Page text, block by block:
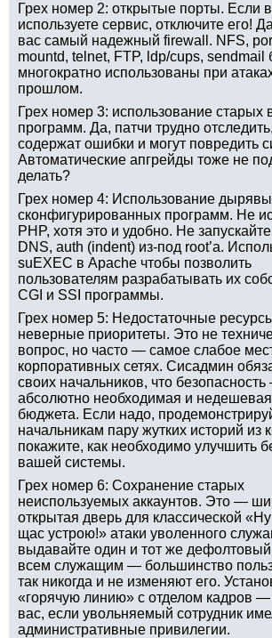
Грех номер 2: открытые порты. Если
используете сервис, отключите его!
вас самый надежный firewall. NFS,
mountd, telnet, FTP, ldp/cups, sendmail
многократно использованы при
прошлом.
Грех номер 3: использование старых
программ. Да, патчи трудно
содержат ошибки и могут повредить
Автоматические апгрейды тоже не
делать?
Грех номер 4: Использование
сконфигурированных программ. Не
PHP, хотя это и удобно. Не
DNS, auth (indent) из-под root’а.
suEXEC в Apache чтобы позволить
пользователям разрабатывать их
CGI и SSI программы.
Грех номер 5: Недостаточные
неверные приоритеты. Это не
вопрос, но часто — самое слабое
корпоративных сетях. Сисадмин
своих начальников, что
абсолютно необходимая и недешевая
бюджета. Если надо,
начальникам пару жутких историй из
покажите, как необходимо улучшить
вашей системы.
Грех номер 6: Сохранение старых
неиспользуемых аккаунтов. Это —
открытая дверь для классической
щас устрою!» атаки уволенного
выдавайте один и тот же
всем служащим — большинство
так никогда и не изменяют его.
«горячую линию» с отделом кадров —
вас, если увольняемый сотрудник
административные привилегии.